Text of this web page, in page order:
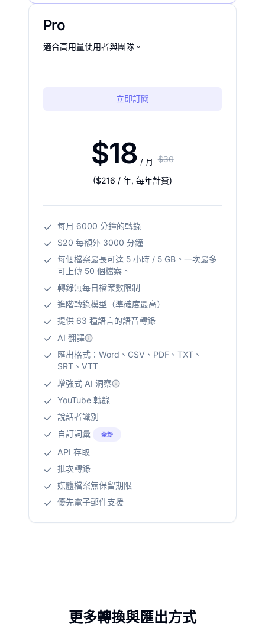
Pro
適合高用量使用者與團隊。
立即訂閱
$18 / 月 $30
($216 / 年, 每年計費)
每月 6000 分鐘的轉錄
$20 每額外 3000 分鐘
每個檔案最長可達 5 小時 / 5 GB。一次最多
可上傳 50 個檔案。
轉錄無每日檔案數限制
進階轉錄模型（準確度最高）
提供 63 種語言的語音轉錄
AI 翻譯
匯出格式：Word、CSV、PDF、TXT、
SRT、VTT
增強式 AI 洞察
YouTube 轉錄
說話者識別
自訂詞彙
全新
API 存取
批次轉錄
媒體檔案無保留期限
優先電子郵件支援
更多轉換與匯出方式